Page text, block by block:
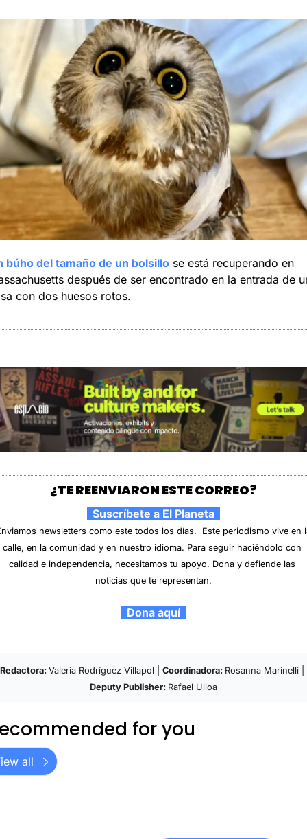
búho del tamaño de un bolsillo se está recuperando en
después de ser encontrado en la entrada de
con dos huesos rotos.
¿TE REENVIARON ESTE CORREO?
  Suscríbete a El Planeta
newsletters como este todos los días.  Este periodismo vive en
calle, en la comunidad y en nuestro idioma. Para seguir haciéndolo con
calidad e independencia, necesitamos tu apoyo. Dona y defiende las
noticias que te representan.
  Dona aquí
Redactora: Valeria Rodríguez Villapol | Coordinadora:
Deputy Publisher: Rafael Ulloa
for you
all